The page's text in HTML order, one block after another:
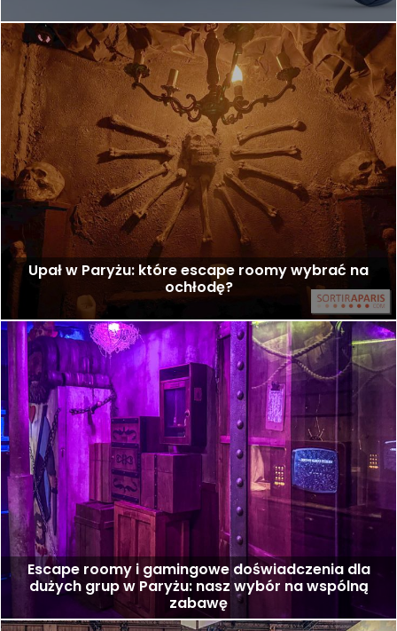
Upał w Paryżu: które escape roomy wybrać na
ochłodę?
Escape roomy i gamingowe doświadczenia dla
dużych grup w Paryżu: nasz wybór na wspólną
zabawę